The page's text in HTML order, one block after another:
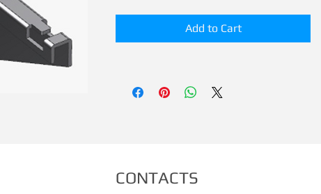
Add to Cart
CONTACTS